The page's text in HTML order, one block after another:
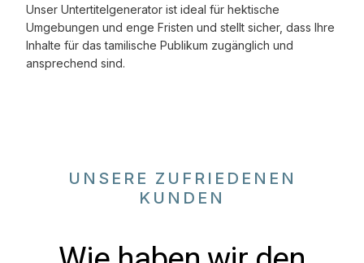
Unser Untertitelgenerator ist ideal für hektische
Umgebungen und enge Fristen und stellt sicher, dass Ihre
Inhalte für das tamilische Publikum zugänglich und
ansprechend sind.
UNSERE ZUFRIEDENEN
KUNDEN